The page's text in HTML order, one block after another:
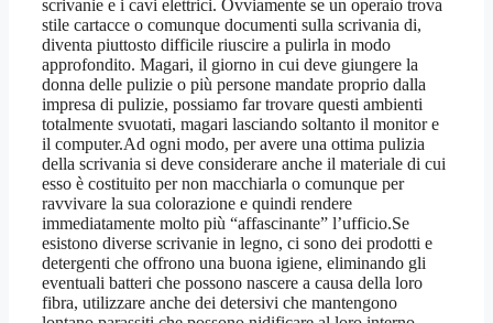
scrivanie e i cavi elettrici. Ovviamente se un operaio trova
stile cartacce o comunque documenti sulla scrivania di,
diventa piuttosto difficile riuscire a pulirla in modo
approfondito. Magari, il giorno in cui deve giungere la
donna delle pulizie o più persone mandate proprio dalla
impresa di pulizie, possiamo far trovare questi ambienti
totalmente svuotati, magari lasciando soltanto il monitor e
il computer.Ad ogni modo, per avere una ottima pulizia
della scrivania si deve considerare anche il materiale di cui
esso è costituito per non macchiarla o comunque per
ravvivare la sua colorazione e quindi rendere
immediatamente molto più “affascinante” l’ufficio.Se
esistono diverse scrivanie in legno, ci sono dei prodotti e
detergenti che offrono una buona igiene, eliminando gli
eventuali batteri che possono nascere a causa della loro
fibra, utilizzare anche dei detersivi che mantengono